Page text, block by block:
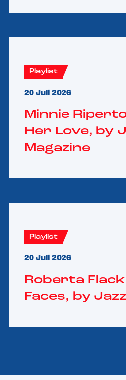
Playlist
20 Juil 2026
Minnie
Her Love, by
Magazine
Playlist
20 Juil 2026
Roberta
Faces, by